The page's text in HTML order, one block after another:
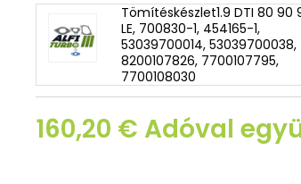
Tömítéskészlet1.9 DTI 80 90
LE, 700830-1, 454165-1,
53039700014, 53039700038,
8200107826, 7700107795,
7700108030
160,20 € Adóval